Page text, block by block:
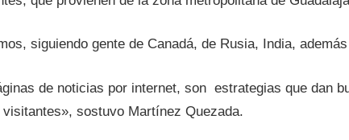
siguiendo gente de Canadá, de Rusia, India,
de noticias por internet, son estrategias que dan
sostuvo Martínez Quezada.